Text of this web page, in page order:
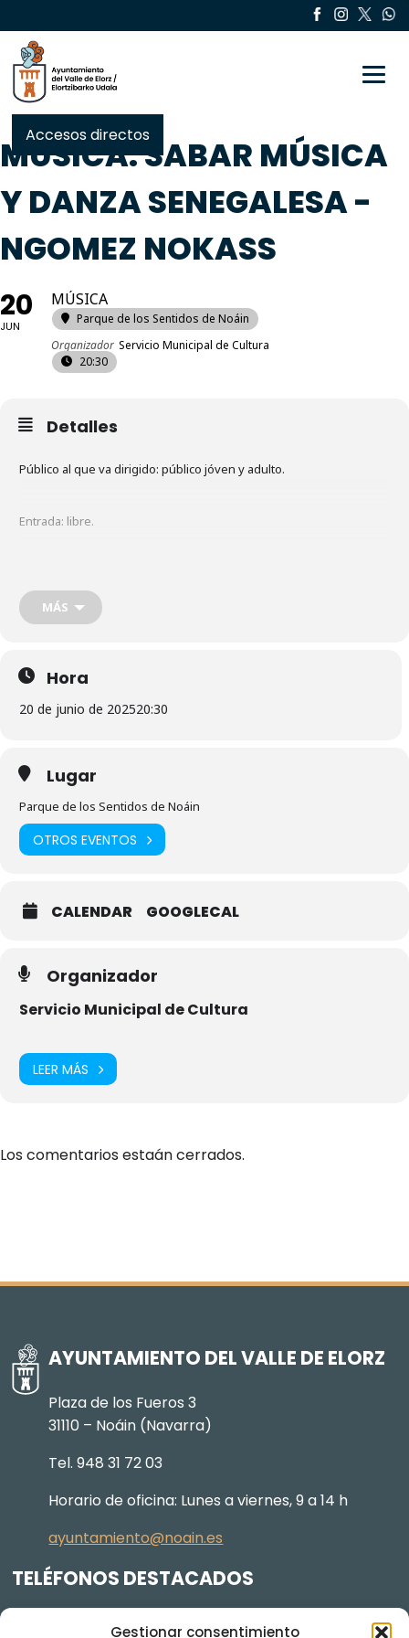
Gestionar consentimiento
Accesos directos
MÚSICA: SABAR MÚSICA
Y DANZA SENEGALESA -
NGOMEZ NOKASS
20
JUN
MÚSICA
Parque de los Sentidos de Noáin
Organizador Servicio Municipal de Cultura
20:30
Detalles
Público al que va dirigido: público jóven y adulto.
Entrada: libre.
Ngomez Nokass pertenecen a una familia de gwewels, una familia
de cuentacuentos, músicos, poetas, cantantes y bailarines.
Disfrutaremos de la habilidad musical, de la poliritmia, de la fuerza
Sabar.
Fotografía: Kiko Ortega
MÁS
Hora
20 de junio de 202520:30
Lugar
Parque de los Sentidos de Noáin
OTROS EVENTOS
CALENDAR GOOGLECAL
Organizador
Servicio Municipal de Cultura
LEER MÁS
Los comentarios estaán cerrados.
AYUNTAMIENTO DEL VALLE DE ELORZ
Plaza de los Fueros 3
31110 – Noáin (Navarra)
Tel. 948 31 72 03
Horario de oficina: Lunes a viernes, 9 a 14 h
ayuntamiento@noain.es
TELÉFONOS DESTACADOS
605 834 045